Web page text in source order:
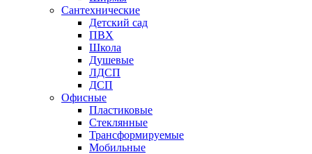
Сантехнические
Детский сад
ПВХ
Школа
Душевые
ЛДСП
ДСП
Офисные
Пластиковые
Стеклянные
Трансформируемые
Мобильные